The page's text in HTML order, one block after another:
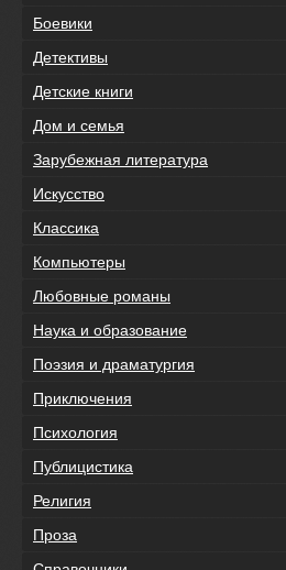
Боевики
Детективы
Детские книги
Дом и семья
Зарубежная литература
Искусство
Классика
Компьютеры
Любовные романы
Наука и образование
Поэзия и драматургия
Приключения
Психология
Публицистика
Религия
Проза